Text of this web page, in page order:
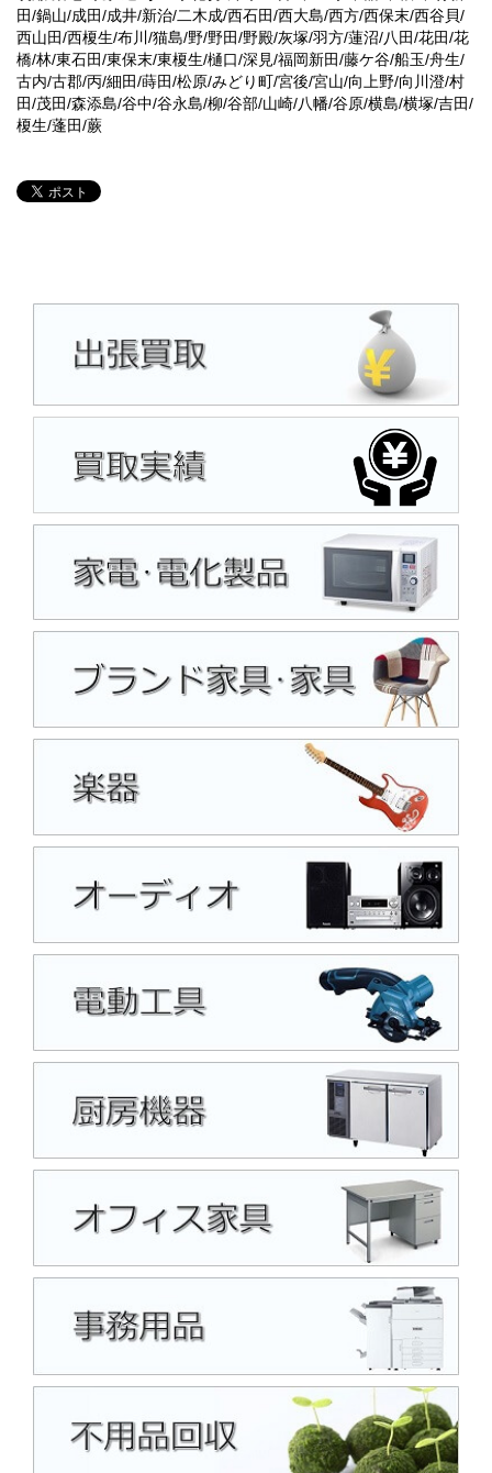
田/鍋山/成田/成井/新治/二木成/西石田/西大島/西方/西保末/西谷貝/
西山田/西榎生/布川/猫島/野/野田/野殿/灰塚/羽方/蓮沼/八田/花田/花
橋/林/東石田/東保末/東榎生/樋口/深見/福岡新田/藤ケ谷/船玉/舟生/
古内/古郡/丙/細田/蒔田/松原/みどり町/宮後/宮山/向上野/向川澄/村
田/茂田/森添島/谷中/谷永島/柳/谷部/山崎/八幡/谷原/横島/横塚/吉田/
榎生/蓬田/蕨